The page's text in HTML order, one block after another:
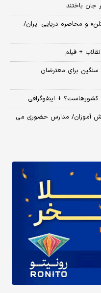
و محاصره دریایی ایران/
+ فیلم
برای معترضان
+ اینفوگرافی
آموزان/ مدارس حضوری می